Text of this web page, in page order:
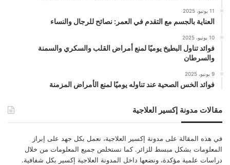
11 يونيو، 2025
العناية بالجسم مع التقدم في العمر: نصائح للرجال والنساء
10 يونيو، 2025
فوائد تناول البطيخ يوميًا لمنع أمراض القلب والسكري والسمنة
والسرطان
9 يونيو، 2025
فوائد الخس الصحية عند تناوله يوميًا لمنع الأمراض المزمنة
مقالات مدونة إكسير العلاجية
في هذه المقالة على مدونة إكسير العلاجية، نعمل بكل جهد على إبراز
المعلومات بشكل مبسط للزائر. كما نستخلص جميع المعلومات من خلال
دراسات علمية مؤكدة، ونضعها داخل المدونة العلاجية إكسير بكل شفافية.